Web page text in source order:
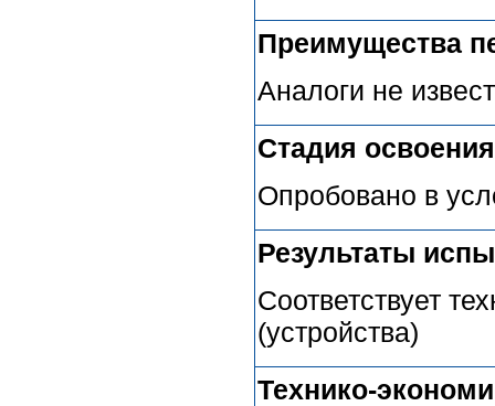
Преимущества
Аналоги не
Стадия освоения
Опробовано в
Результаты
Соответствует
(устройства)
Технико-